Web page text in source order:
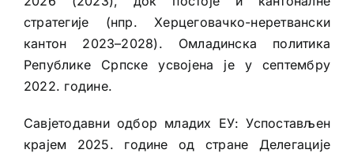
стратегије (нпр. Херцеговачко-неретвански
кантон 2023–2028). Омладинска политика
Републике Српске усвојена је у септембру
2022. године.
Савјетодавни одбор младих ЕУ: Успостављен
крајем 2025. године од стране Делегације